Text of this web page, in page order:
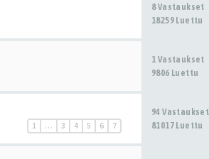
8 Vastaukset
18259 Luettu
1 Vastaukset
9806 Luettu
1 … 3 4 5 6 7
94 Vastaukset
81017 Luettu